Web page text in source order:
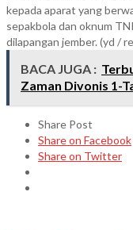
kepada aparat yang
sepakbola dan oknum
dilapangan jember. (yd /
BACA JUGA :
Zaman Divonis 1-
Share Post
Share on Facebook
Share on Twitter